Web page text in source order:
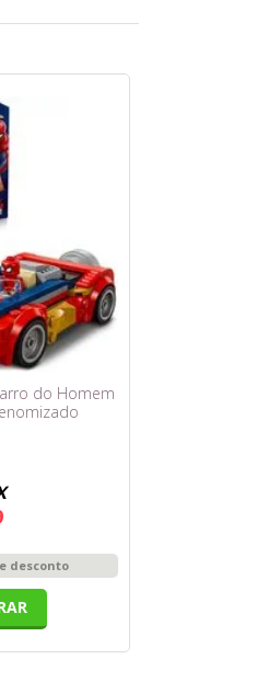
do Homem
desconto